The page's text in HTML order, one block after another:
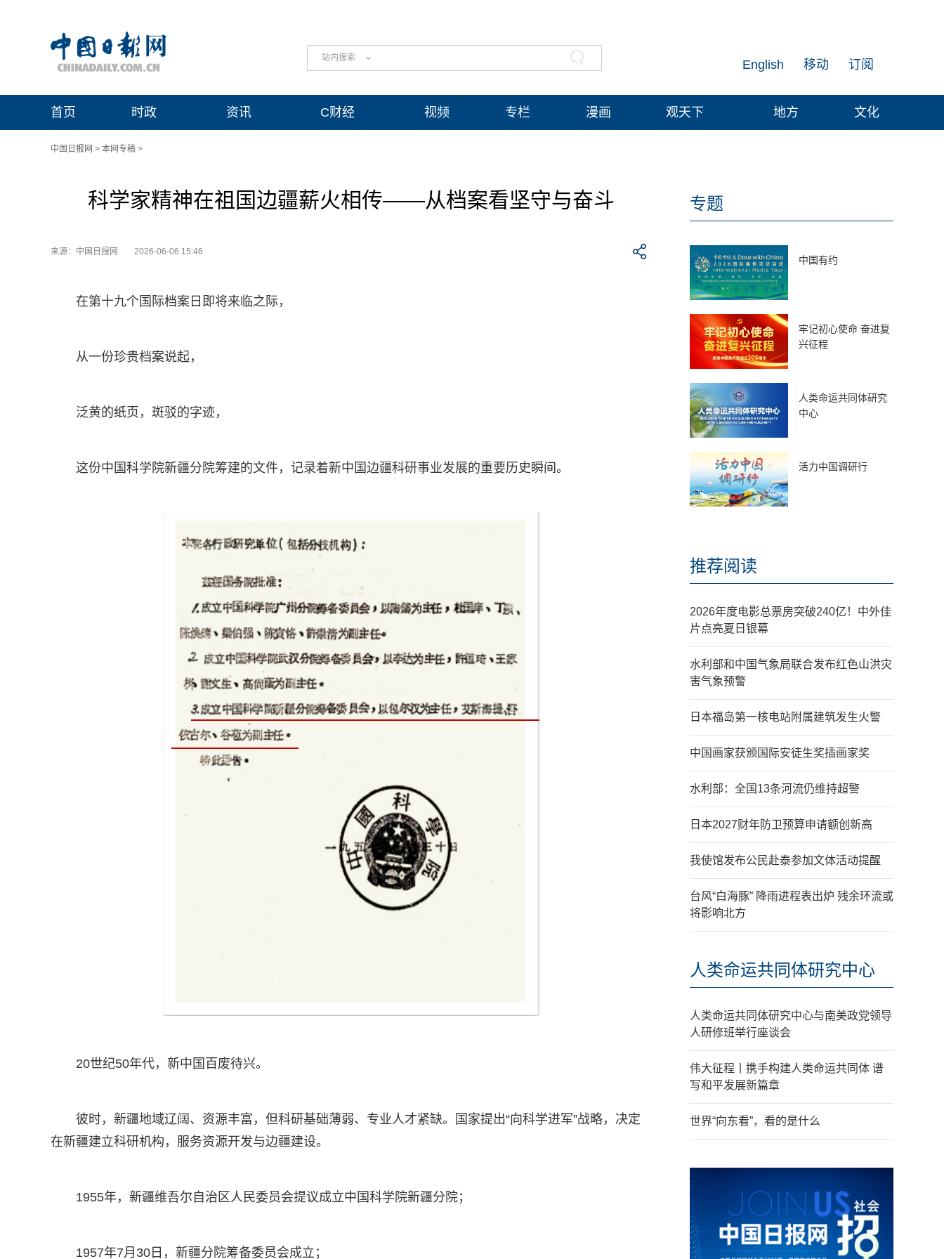
站内搜索 订阅
移动
English
首页 时政 资讯 C财经 视频 专栏 漫画 观天下 地方 文化
中国日报网 > 本网专稿 >
科学家精神在祖国边疆薪火相传——从档案看坚守与奋斗
来源：中国日报网 2026-06-06 15:46
在第十九个国际档案日即将来临之际，
从一份珍贵档案说起，
泛黄的纸页，斑驳的字迹，
这份中国科学院新疆分院筹建的文件，记录着新中国边疆科研事业发展的重要历史瞬间。
20世纪50年代，新中国百废待兴。
彼时，新疆地域辽阔、资源丰富，但科研基础薄弱、专业人才紧缺。国家提出“向科学进军”战略，决定
在新疆建立科研机构，服务资源开发与边疆建设。
1955年，新疆维吾尔自治区人民委员会提议成立中国科学院新疆分院；
1957年7月30日，新疆分院筹备委员会成立；
专题
中国有约
牢记初心使命 奋进复
兴征程
人类命运共同体研究
中心
活力中国调研行
推荐阅读
2026年度电影总票房突破240亿！中外佳
片点亮夏日银幕
水利部和中国气象局联合发布红色山洪灾
害气象预警
日本福岛第一核电站附属建筑发生火警
中国画家获颁国际安徒生奖插画家奖
水利部：全国13条河流仍维持超警
日本2027财年防卫预算申请额创新高
我使馆发布公民赴泰参加文体活动提醒
台风“白海豚” 降雨进程表出炉 残余环流或
将影响北方
人类命运共同体研究中心
人类命运共同体研究中心与南美政党领导
人研修班举行座谈会
伟大征程丨携手构建人类命运共同体 谱
写和平发展新篇章
世界“向东看”，看的是什么